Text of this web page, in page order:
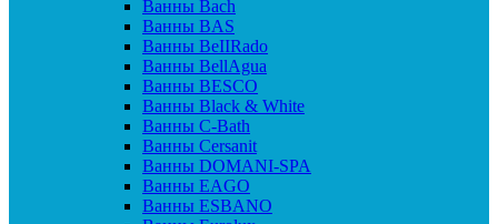
Ванны Bach
Ванны BAS
Ванны BeIIRado
Ванны BellAgua
Ванны BESCO
Ванны Black & White
Ванны C-Bath
Ванны Cersanit
Ванны DOMANI-SPA
Ванны EAGO
Ванны ESBANO